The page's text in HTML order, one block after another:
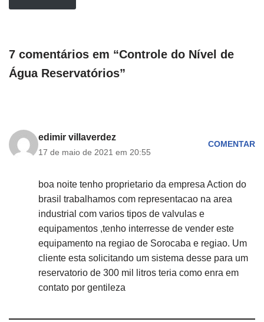
7 comentários em “Controle do Nível de
Água Reservatórios”
edimir villaverdez
17 de maio de 2021 em 20:55
COMENTAR
boa noite tenho proprietario da empresa Action do
brasil trabalhamos com representacao na area
industrial com varios tipos de valvulas e
equipamentos ,tenho interresse de vender este
equipamento na regiao de Sorocaba e regiao. Um
cliente esta solicitando um sistema desse para um
reservatorio de 300 mil litros teria como enra em
contato por gentileza